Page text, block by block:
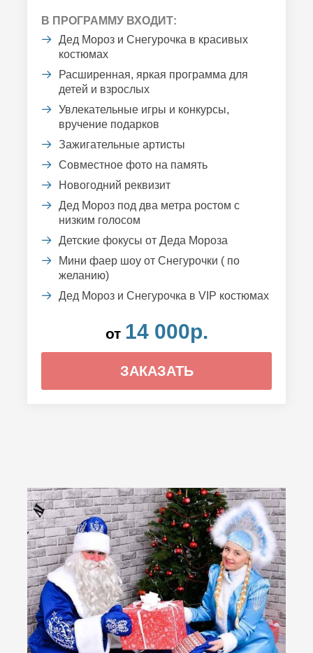
В ПРОГРАММУ ВХОДИТ:
Дед Мороз и Снегурочка в красивых
костюмах
Расширенная, яркая программа для
детей и взрослых
Увлекательные игры и конкурсы,
вручение подарков
Зажигательные артисты
Совместное фото на память
Новогодний реквизит
Дед Мороз под два метра ростом с
низким голосом
Детские фокусы от Деда Мороза
Мини фаер шоу от Снегурочки ( по
желанию)
Дед Мороз и Снегурочка в VIP костюмах
от 14 000р.
ЗАКАЗАТЬ